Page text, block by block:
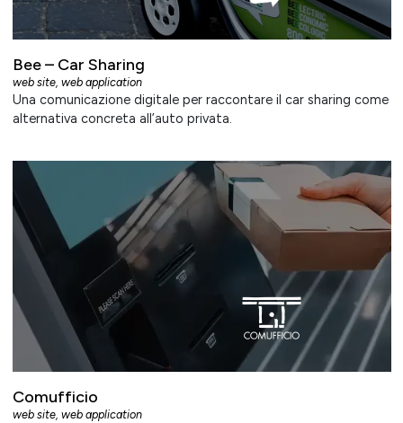
Bee – Car Sharing
web site, web application
Una comunicazione digitale per raccontare il car sharing come
alternativa concreta all’auto privata.
Comufficio
web site, web application